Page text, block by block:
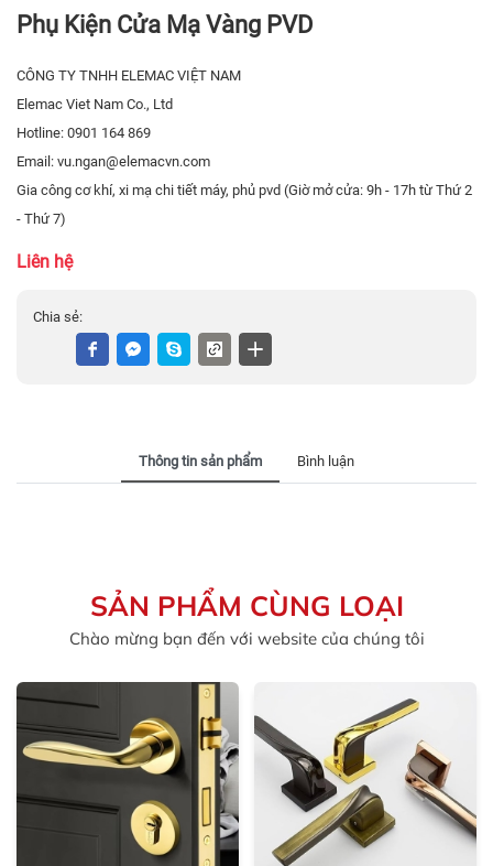
Phụ Kiện Cửa Mạ Vàng PVD
CÔNG TY TNHH ELEMAC VIỆT NAM
Elemac Viet Nam Co., Ltd
Hotline: 0901 164 869
Email: vu.ngan@elemacvn.com
Gia công cơ khí, xi mạ chi tiết máy, phủ pvd (Giờ mở cửa: 9h - 17h từ Thứ 2
- Thứ 7)
Liên hệ
Chia sẻ:
Thông tin sản phẩm Bình luận
SẢN PHẨM CÙNG LOẠI
Chào mừng bạn đến với website của chúng tôi